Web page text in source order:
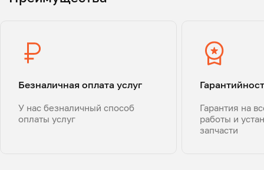
Безналичная оплата услуг
У нас безналичный способ
оплаты услуг
Гарантия на
работы и
запчасти